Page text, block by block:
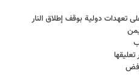
تعهدات دولية بوقف إطلاق النار